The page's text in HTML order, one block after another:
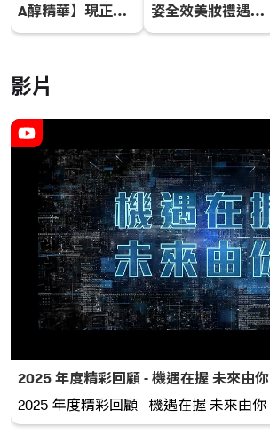
A醇精華】現正配
售中
姿全效美妝禮遇新
增禮品選項🎁
影片
2025 年度精彩回顧 - 機遇在握 未來由你
2025 年度精彩回顧 - 機遇在握 未來由你